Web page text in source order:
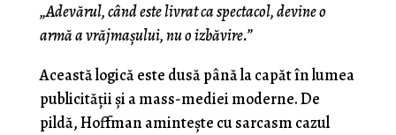
„Adevărul, când este livrat ca spectacol, devine o
armă a vrăjmașului, nu o izbăvire.”
Această logică este dusă până la capăt în lumea
publicității și a mass-mediei moderne. De
pildă, Hoffman amintește cu sarcasm cazul